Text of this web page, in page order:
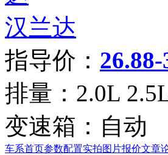
汉兰达
指导价：
排量： 2.0L
变速箱： 自动
车系首页参数配置实拍图片报价文章